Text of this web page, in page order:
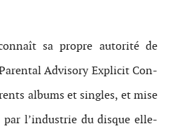
sa pro­pre autorité de
Advisory Explicit Con­
albums et sin­gles, et mise
l’industrie du disque elle-​